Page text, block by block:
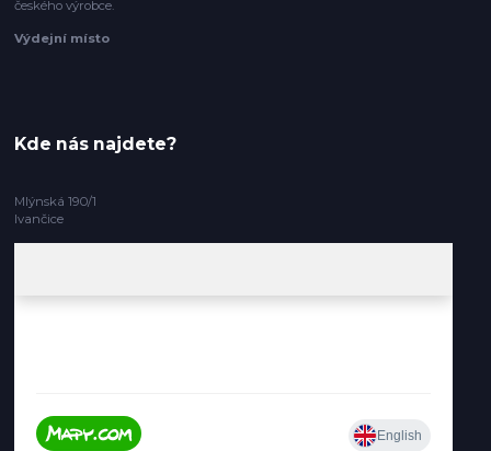
českého výrobce.
Výdejní místo
Kde nás najdete?
Mlýnská 190/1
Ivančice